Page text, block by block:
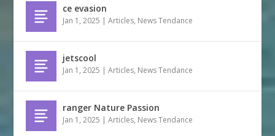
ce evasion
Jan 1, 2025 |Articles, News Tendance
jetscool
Jan 1, 2025 |Articles, News Tendance
ranger Nature Passion
Jan 1, 2025 |Articles, News Tendance